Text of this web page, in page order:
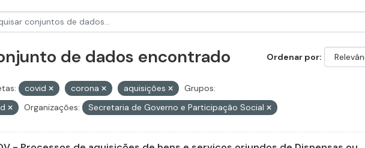
Ordenar por
de dados encontrado
covid corona aquisições
Grupos:
Organizações: Secretaria de Governo e Participação Social